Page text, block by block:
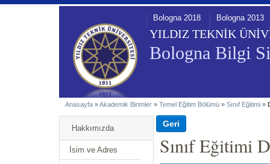
YILDIZ TEKNİK
Bologna Bilgi
Bologna 2018 Bologna 2013
Anasayfa »Akademik Birimler » Temel Eğitim Bölümü » Sınıf Eğitimi »
Hakkımızda
İsim ve Adres Sınıf Eğitimi